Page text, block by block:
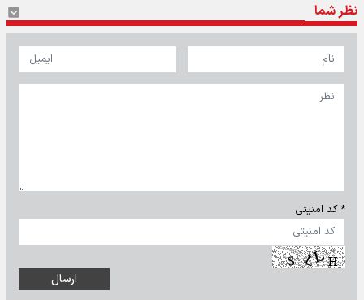
نظر شما
* کد امنیتی